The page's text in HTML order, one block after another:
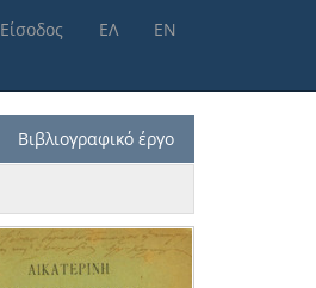
Είσοδος ΕΛ ΕΝ
Βιβλιογραφικό έργο